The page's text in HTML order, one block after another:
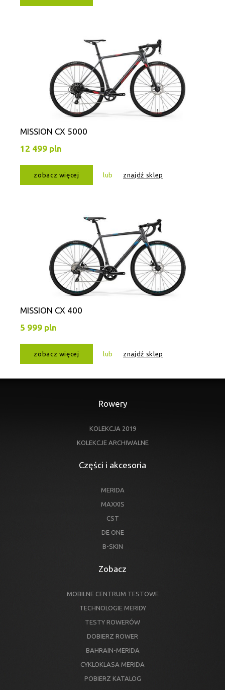
MISSION CX 5000
12 499 pln
zobacz więcej lub znajdź sklep
MISSION CX 400
5 999 pln
zobacz więcej lub znajdź sklep
Rowery
KOLEKCJA 2019
KOLEKCJE ARCHIWALNE
Części i akcesoria
MERIDA
MAXXIS
CST
DE ONE
B-SKIN
Zobacz
MOBILNE CENTRUM TESTOWE
TECHNOLOGIE MERIDY
TESTY ROWERÓW
DOBIERZ ROWER
BAHRAIN-MERIDA
CYKLOKLASA MERIDA
POBIERZ KATALOG